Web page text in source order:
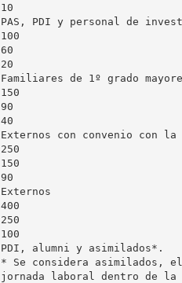
10
PAS, PDI y personal de
100
60
20
Familiares de 1º grado
150
90
40
Externos con convenio con la
250
150
90
Externos
400
250
100
PDI, alumni y asimilados*.
* Se considera asimilados, el
jornada laboral dentro de la